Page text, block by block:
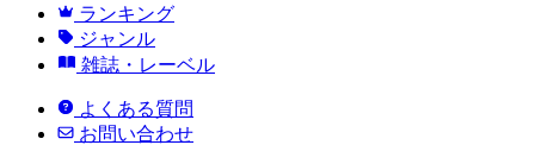
ランキング
ジャンル
雑誌・レーベル
よくある質問
お問い合わせ